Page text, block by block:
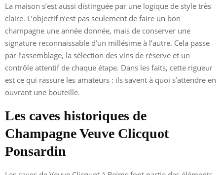
La maison s’est aussi distinguée par une logique de style très
claire. L’objectif n’est pas seulement de faire un bon
champagne une année donnée, mais de conserver une
signature reconnaissable d’un millésime à l’autre. Cela passe
par l’assemblage, la sélection des vins de réserve et un
contrôle attentif de chaque étape. Dans les faits, cette rigueur
est ce qui rassure les amateurs : ils savent à quoi s’attendre en
ouvrant une bouteille.
Les caves historiques de
Champagne Veuve Clicquot
Ponsardin